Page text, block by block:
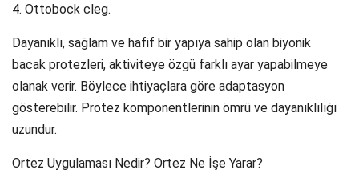
4. Ottobock cleg.
Dayanıklı, sağlam ve hafif bir yapıya sahip olan biyonik
bacak protezleri, aktiviteye özgü farklı ayar yapabilmeye
olanak verir. Böylece ihtiyaçlara göre adaptasyon
gösterebilir. Protez komponentlerinin ömrü ve dayanıklılığı
uzundur.
Ortez Uygulaması Nedir? Ortez Ne İşe Yarar?